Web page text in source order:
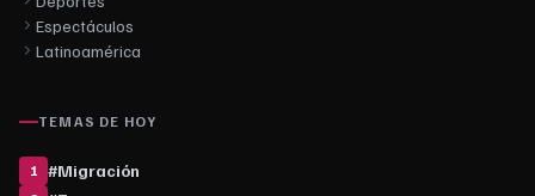
Espectáculos
Latinoamérica
TEMAS DE HOY
1 #Migración